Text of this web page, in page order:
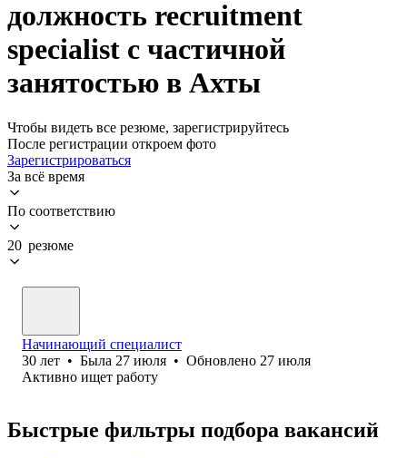
должность recruitment
specialist с частичной
занятостью в Ахты
Чтобы видеть все резюме, зарегистрируйтесь
После регистрации откроем фото
Зарегистрироваться
За всё время
По соответствию
20 резюме
Начинающий специалист
30 лет • Была 27 июля • Обновлено 27 июля
Активно ищет работу
Быстрые фильтры подбора вакансий